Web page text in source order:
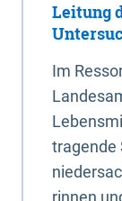
Leitung
Im
tragende